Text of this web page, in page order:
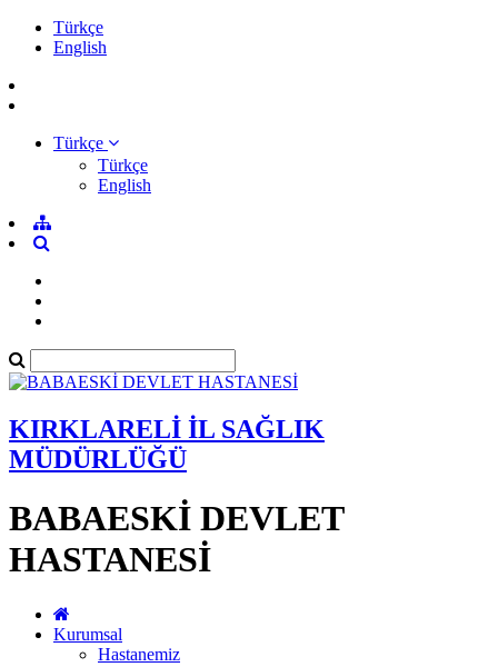
Türkçe
English
Türkçe
Türkçe
English
KIRKLARELİ İL SAĞLIK
MÜDÜRLÜĞÜ
BABAESKİ DEVLET
HASTANESİ
Kurumsal
Hastanemiz